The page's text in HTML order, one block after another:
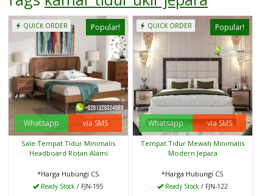
Popular!
QUICK ORDER
Whatsapp via SMS
Sale Tempat Tidur Minimalis
Headboard Rotan Alami
*Harga Hubungi CS
Ready Stock / FJN-195
Popular!
QUICK ORDER
Whatsapp via SMS
Tempat Tidur Mewah Minimalis
Modern Jepara
*Harga Hubungi CS
Ready Stock / FJN-122